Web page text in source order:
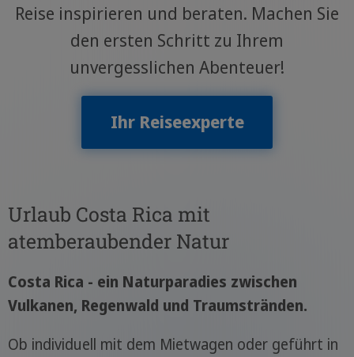
Reise inspirieren und beraten. Machen Sie
den ersten Schritt zu Ihrem
unvergesslichen Abenteuer!
Ihr Reiseexperte
Urlaub Costa Rica mit
atemberaubender Natur
Costa Rica - ein Naturparadies zwischen
Vulkanen, Regenwald und Traumstränden.
Ob individuell mit dem Mietwagen oder geführt in